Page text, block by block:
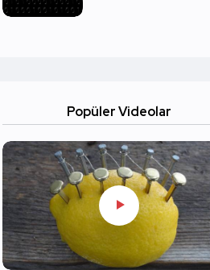
Popüler Videolar